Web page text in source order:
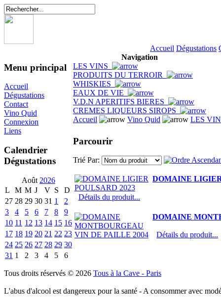
Accueil Dégustations
Menu principal
Accueil
Dégustations
Contact
Vino Quid
Connexion
Liens
Calendrier
Dégustations
Août 2026
L
M M J V S
D
27 28 29 30 31 1
2
3
4 5 6 7 8
9
10 11 12 13 14 15 16
17 18 19 20 21 22 23
24 25 26 27 28 29 30
31 1 2 3 4 5 6
Navigation
LES VINS
PRODUITS DU TERROIR
WHISKIES
EAUX DE VIE
V.D.N APERITIFS BIERES
CREMES LIQUEURS SIROPS
Accueil
Vino Quid LES
Parcourir
Trié Par:
DOMAINE
Détails du produit...
DOMAINE
Détails du produit...
Tous droits réservés © 2026 Tous à la Cave - Paris
L'abus d'alcool est dangereux pour la santé - A consommer avec